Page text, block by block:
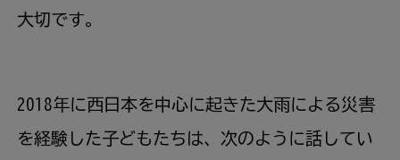
大切です。
2018年に 西日本を中心に起きた大雨による災害
を経験 した子どもたちは、 次のように話 してい